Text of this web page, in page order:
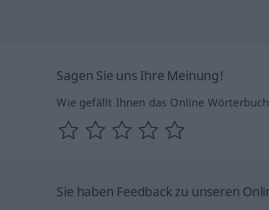
Sagen Sie uns Ihre Meinung!
Wie gefällt Ihnen das Online
Sie haben Feedback zu unseren